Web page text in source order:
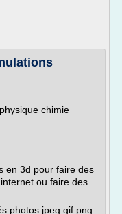
chimie
en 3d pour faire des
ou faire des
photos jpeg gif png